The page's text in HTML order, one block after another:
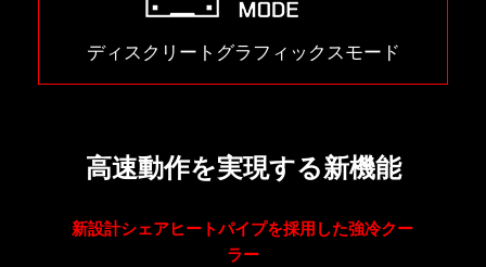
ディスクリートグラフィックスモード
高速動作を実現する新機能
新設計シェアヒートパイプを採用した強冷クー
ラー